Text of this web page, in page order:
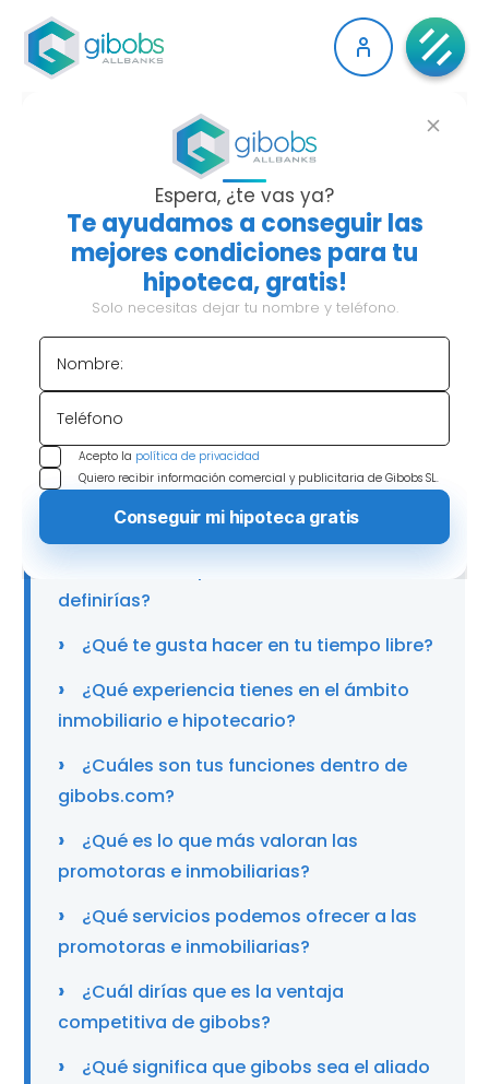
Espera, ¿te vas ya?
Te ayudamos a conseguir las
mejores condiciones para tu
hipoteca, gratis!
Solo necesitas dejar tu nombre y teléfono.
Nombre:
Teléfono
Acepto la política de privacidad
Quiero recibir información comercial y publicitaria de Gibobs SL.
HABLAMOS CON
JAVIER ERROZ, RESP.
COMERCIAL ZONA
CENTRO GIBOBS
ALLBANKS
Video testimonial. Así es el día a día de
Javier en gibobs.com
definirías?
¿Qué te gusta hacer en tu tiempo libre?
¿Qué experiencia tienes en el ámbito
inmobiliario e hipotecario?
¿Cuáles son tus funciones dentro de
gibobs.com?
¿Qué es lo que más valoran las
promotoras e inmobiliarias?
¿Qué servicios podemos ofrecer a las
promotoras e inmobiliarias?
¿Cuál dirías que es la ventaja
competitiva de gibobs?
¿Qué significa que gibobs sea el aliado